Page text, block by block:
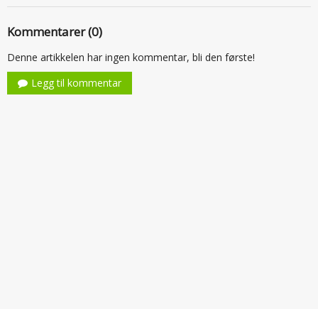
Kommentarer (0)
Denne artikkelen har ingen kommentar, bli den første!
Legg til kommentar